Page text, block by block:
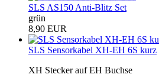
SLS AS150 Anti-Blitz Set
grün
8,90 EUR
SLS Sensorkabel XH-EH 6S kurz
XH Stecker auf EH Buchse